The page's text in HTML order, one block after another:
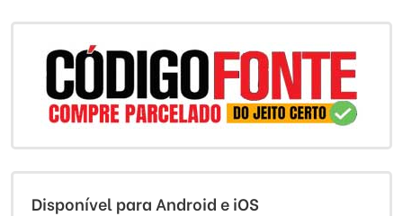
Disponível para Android e iOS